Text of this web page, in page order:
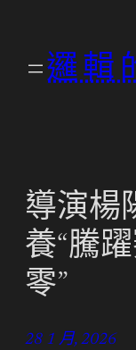
邏輯
導演楊
養“騰
零”
28 1 月, 2026